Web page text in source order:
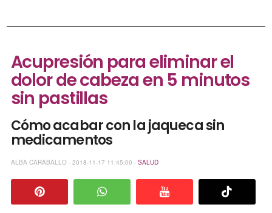
Acupresión para eliminar el
dolor de cabeza en 5 minutos
sin pastillas
Cómo acabar con la jaqueca sin
medicamentos
ALBA CARABALLO - 2018-11-17 11:45:00 - SALUD